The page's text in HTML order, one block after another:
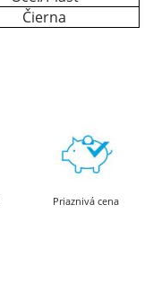
Čierna
Priaznivá cena